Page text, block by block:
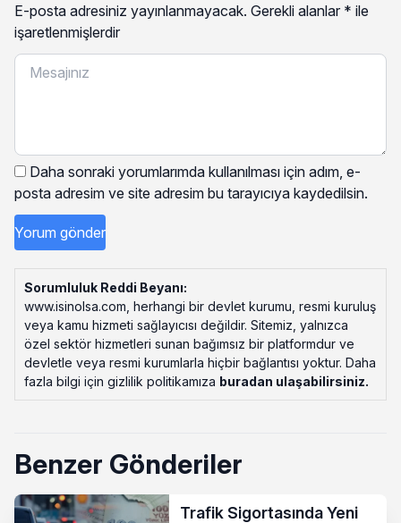
E-posta adresiniz yayınlanmayacak. Gerekli alanlar * ile
işaretlenmişlerdir
Daha sonraki yorumlarımda kullanılması için adım, e-
posta adresim ve site adresim bu tarayıcıya kaydedilsin.
Sorumluluk Reddi Beyanı:
www.isinolsa.com, herhangi bir devlet kurumu, resmi kuruluş
veya kamu hizmeti sağlayıcısı değildir. Sitemiz, yalnızca
özel sektör hizmetleri sunan bağımsız bir platformdur ve
devletle veya resmi kurumlarla hiçbir bağlantısı yoktur. Daha
fazla bilgi için gizlilik politikamıza buradan ulaşabilirsiniz.
Benzer Gönderiler
Trafik Sigortasında Yeni